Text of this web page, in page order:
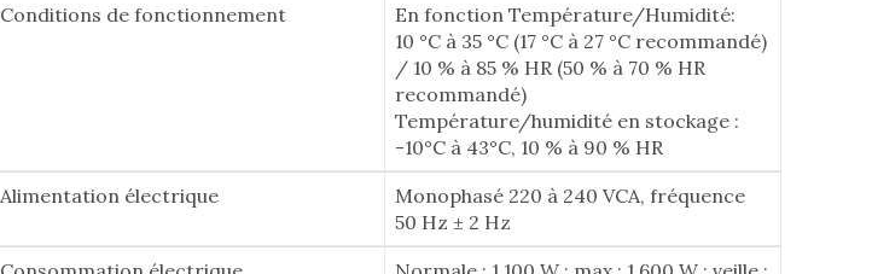
Conditions de fonctionnement
En fonction Température/Humidité:
10 °C à 35 °C (17 °C à 27 °C recommandé)
/ 10 % à 85 % HR (50 % à 70 % HR
recommandé)
Température/humidité en stockage :
-10°C à 43°C, 10 % à 90 % HR
Alimentation électrique
Monophasé 220 à 240 VCA, fréquence
50 Hz ± 2 Hz